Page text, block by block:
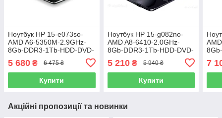
Ноутбук HP 15-e073so-
AMD A6-5350M-2.9GHz-
8Gb-DDR3-1Tb-HDD-DVD-
Radeon HD 8670M-(B)-Б/В
5 680 ₴ 6 475 ₴
Купити
Ноутбук HP 15-g082no-
AMD A8-6410-2.0GHz-
8Gb-DDR3-1Tb-HDD-DVD-
8500M-(B)- Б/В
5 210₴ 5 940 ₴
Купити
В
7
Акційні пропозиції та новинки